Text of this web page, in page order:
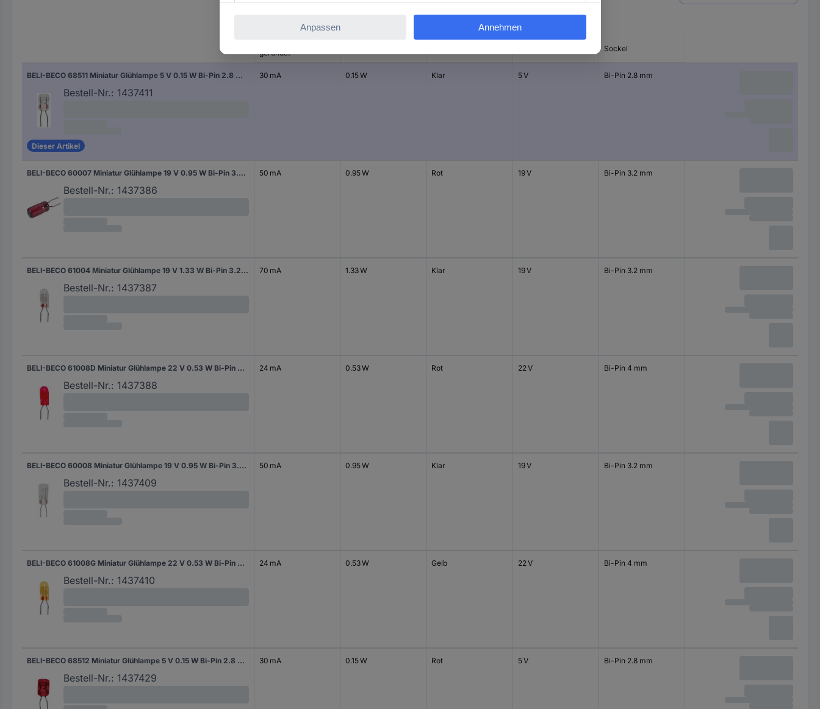
gerundet
Sockel
BELI-BECO 68511 Miniatur Glühlampe 5 V 0.15 W Bi-Pin 2.8 mm Klar 1 St.
Bestell-Nr.: 1437411
Dieser Artikel
30 mA 0.15 W Klar 5 V Bi-Pin 2.8 mm
BELI-BECO 60007 Miniatur Glühlampe 19 V 0.95 W Bi-Pin 3.2 mm Rot 1 St.
Bestell-Nr.: 1437386
50 mA 0.95 W Rot 19 V Bi-Pin 3.2 mm
BELI-BECO 61004 Miniatur Glühlampe 19 V 1.33 W Bi-Pin 3.2 mm Klar 1 St.
Bestell-Nr.: 1437387
70 mA 1.33 W Klar 19 V Bi-Pin 3.2 mm
BELI-BECO 61008D Miniatur Glühlampe 22 V 0.53 W Bi-Pin 4 mm Rot 1 St.
Bestell-Nr.: 1437388
24 mA 0.53 W Rot 22 V Bi-Pin 4 mm
BELI-BECO 60008 Miniatur Glühlampe 19 V 0.95 W Bi-Pin 3.2 mm Klar 1 St.
Bestell-Nr.: 1437409
50 mA 0.95 W Klar 19 V Bi-Pin 3.2 mm
BELI-BECO 61008G Miniatur Glühlampe 22 V 0.53 W Bi-Pin 4 mm Gelb 1 St.
Bestell-Nr.: 1437410
24 mA 0.53 W Gelb 22 V Bi-Pin 4 mm
BELI-BECO 68512 Miniatur Glühlampe 5 V 0.15 W Bi-Pin 2.8 mm Rot 1 St.
Bestell-Nr.: 1437429
30 mA 0.15 W Rot 5 V Bi-Pin 2.8 mm